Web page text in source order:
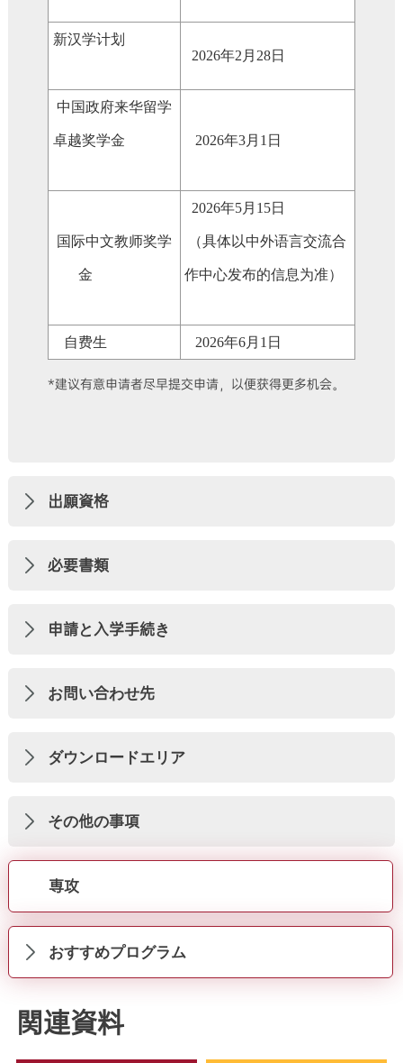
新汉学计划
2026年2月28日
中国政府来华留学
卓越奖学金 2026年3月1日
国际中文教师奖学
金
2026年5月15日
（具体以中外语言交流合
作中心发布的信息为准）
自费生 2026年6月1日
*建议有意申请者尽早提交申请，以便获得更多机会。
出願資格
必要書類
申請と入学手続き
お問い合わせ先
ダウンロードエリア
その他の事項
専攻
おすすめプログラム
関連資料